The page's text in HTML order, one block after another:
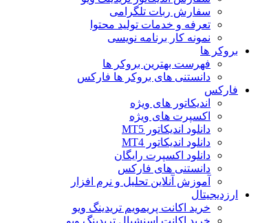
سفارش ربات تلگرامی
تعرفه و خدمات تولید محتوا
نمونه کار برنامه نویسی
بروکر ها
فهرست بهترین بروکر ها
دانستنی های بروکر ها فارکس
فارکس
اندیکاتور های ویژه
اکسپرت های ویژه
دانلود اندیکاتور MT5
دانلود اندیکاتور MT4
دانلود اکسپرت رایگان
دانستنی های فارکس
آموزش آنلاین تحلیل و نرم افزار
ارزدیجیتال
خرید اکانت پریمویم تریدینگ ویو
خرید اکانت اسنشیال تریدینگ ویو